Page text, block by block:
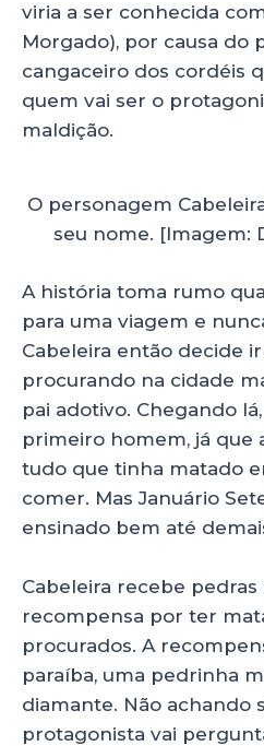
viria a ser conhecida
Morgado), por causa do
cangaceiro dos cordéis
quem vai ser o
maldição.
O personagem
seu nome. [Imagem:
A história toma rumo
para uma viagem e
Cabeleira então decide
procurando na cidade
pai adotivo. Chegando
primeiro homem, já que
tudo que tinha matado
comer. Mas Januário
ensinado bem até
Cabeleira recebe
recompensa por ter
procurados. A
paraíba, uma pedrinha
diamante. Não achando
protagonista vai